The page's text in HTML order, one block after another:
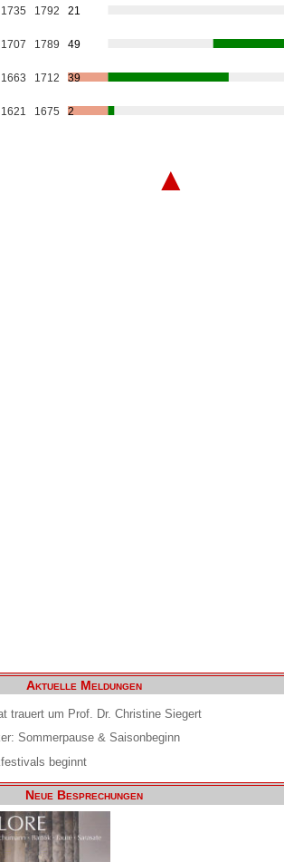
1735 1792 21
1707 1789 49
1663 1712 39
1621 1675 2
▲
Aktuelle Meldungen
trauert um Prof. Dr. Christine Siegert
Sommerpause & Saisonbeginn
beginnt
Neue Besprechungen